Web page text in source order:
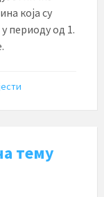
која су
периоду од 1.
тему